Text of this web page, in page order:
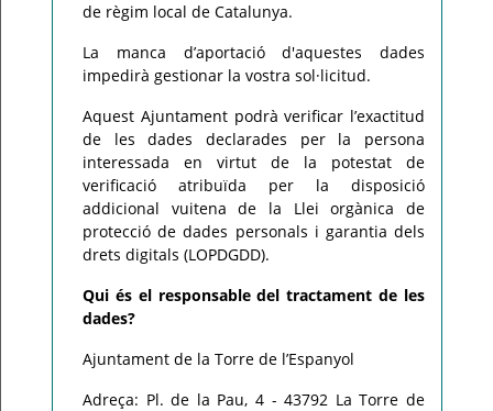
de règim local de Catalunya.
La manca d’aportació d'aquestes dades
impedirà gestionar la vostra sol·licitud.
Aquest Ajuntament podrà verificar l’exactitud
de les dades declarades per la persona
interessada en virtut de la potestat de
verificació atribuïda per la disposició
addicional vuitena de la Llei orgànica de
protecció de dades personals i garantia dels
drets digitals (LOPDGDD).
Qui és el responsable del tractament de les
dades?
Ajuntament de la Torre de l’Espanyol
Adreça: Pl. de la Pau, 4 - 43792 La Torre de